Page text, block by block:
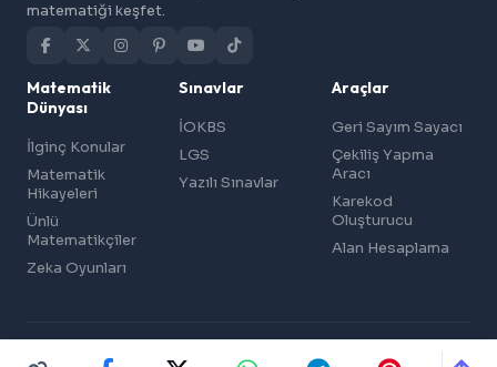
matematiği keşfet.
Matematik
Dünyası
İlginç Konular
Matematik
Hikayeleri
Ünlü
Matematikçiler
Zeka Oyunları
Sınavlar
İOKBS
LGS
Yazılı Sınavlar
Araçlar
Geri Sayım Sayacı
Çekiliş Yapma
Aracı
Karekod
Oluşturucu
Alan Hesaplama
© 2026 Matematik Vakti — Matematik Bilgi ve Doküman Paylaşımı